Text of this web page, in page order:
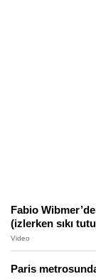
Fabio
(izlerken sıkı
Video
Paris